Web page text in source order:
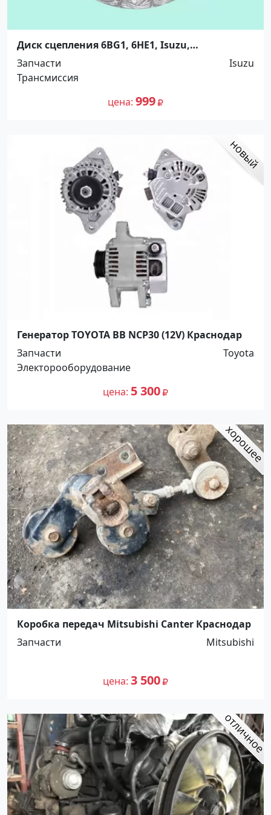
Диск сцепления 6BG1, 6HE1, Isuzu,
300х190х10х38,1, Распродажа! Краснодар
Запчасти
Isuzu
Трансмиссия
цена 999
Генератор TOYOTA BB NCP30 (12V) Краснодар
Запчасти
Toyota
Электорооборудование
цена 5 300
Коробка передач Mitsubishi Canter Краснодар
Запчасти
Mitsubishi
цена 3 500